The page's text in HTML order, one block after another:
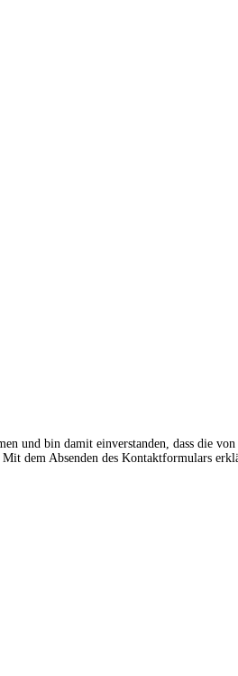
und bin damit einverstanden, dass die
dem Absenden des Kontaktformulars